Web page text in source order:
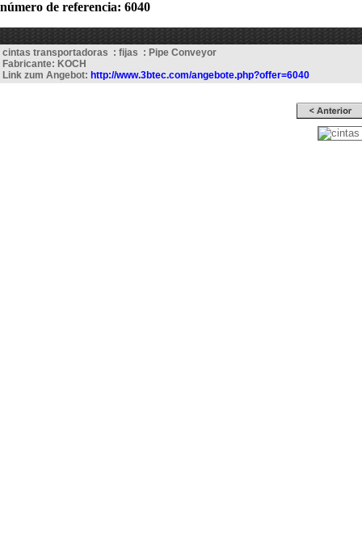
número de referencia: 6040
cintas transportadoras : fijas : Pipe Conveyor
Fabricante: KOCH
Link zum Angebot: http://www.3btec.com/angebote.php?offer=6040